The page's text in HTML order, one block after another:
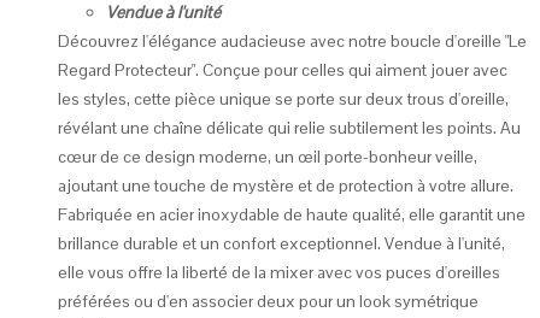
Vendue à l'unité
Découvrez l'élégance audacieuse avec notre boucle d'oreille "Le
Regard Protecteur". Conçue pour celles qui aiment jouer avec
les styles, cette pièce unique se porte sur deux trous d'oreille,
révélant une chaîne délicate qui relie subtilement les points. Au
cœur de ce design moderne, un œil porte-bonheur veille,
ajoutant une touche de mystère et de protection à votre allure.
Fabriquée en acier inoxydable de haute qualité, elle garantit une
brillance durable et un confort exceptionnel. Vendue à l'unité,
elle vous offre la liberté de la mixer avec vos puces d'oreilles
préférées ou d'en associer deux pour un look symétrique